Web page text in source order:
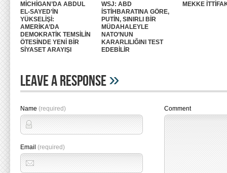
MİCHİGAN’DA ABDUL
EL-SAYED’İN
YÜKSELİŞİ:
AMERİKA’DA
DEMOKRATİK TEMSİLİN
ÖTESİNDE YENİ BİR
SİYASET ARAYIŞI
WSJ: ABD
İSTİHBARATINA GÖRE,
PUTİN, SINIRLI BİR
MÜDAHALEYLE
NATO’NUN
KARARLILIĞINI TEST
EDEBİLİR
MEKKE
Leave A Response»
Name (required)
Email (required)
Comment